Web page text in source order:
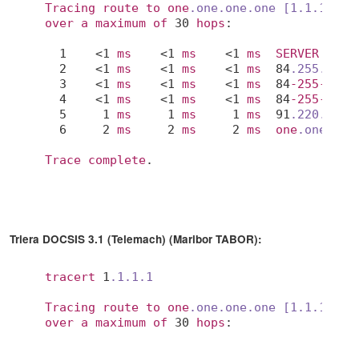
Tracing route to one.one .one .one
[1.1.1.1]
over a maximum of 30 hops :
  1    <1
ms
    <1
ms
    <1
ms SERVER
  2    <1
ms
    <1
ms
    <1
ms
  84
.255 .208
  3    <1
ms
    <1
ms
    <1
ms
  84
-255-209-
  4    <1
ms
    <1
ms
    <1
ms
  84
-255-209-
  5     1
ms
     1
ms
     1
ms
  91
.220 .194
  6     2
ms
     2
ms
     2
ms one.one
Trace complete.
Triera DOCSIS 3.1 (Telemach) (Maribor TABOR):
tracert 1 .1 .1 .1
Tracing route to one.one .one .one
[1.1.1.1]
over a maximum of 30 hops :